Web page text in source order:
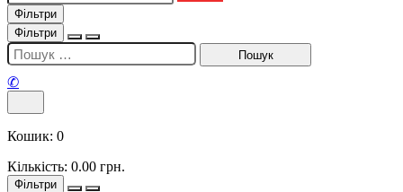
Фільтри
Фільтри
✆
Кошик: 0
Кількість: 0.00 грн.
Фільтри